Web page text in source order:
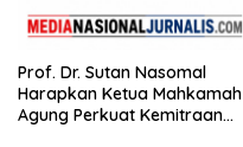
Prof. Dr. Sutan Nasomal
Harapkan Ketua Mahkamah
Agung Perkuat Kemitraan